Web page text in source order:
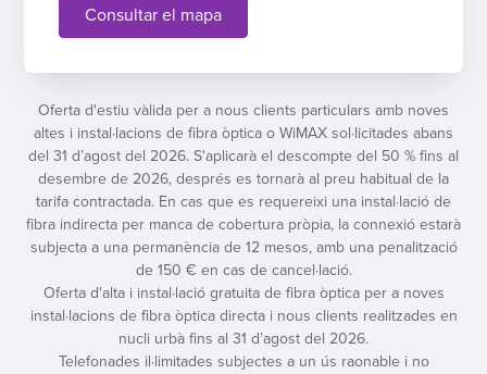
Consultar el mapa
Oferta d'estiu vàlida per a nous clients particulars amb noves
altes i instal·lacions de fibra òptica o WiMAX sol·licitades abans
del 31 d’agost del 2026. S'aplicarà el descompte del 50 % fins al
desembre de 2026, després es tornarà al preu habitual de la
tarifa contractada. En cas que es requereixi una instal·lació de
fibra indirecta per manca de cobertura pròpia, la connexió estarà
subjecta a una permanència de 12 mesos, amb una penalització
de 150 € en cas de cancel·lació.
Oferta d'alta i instal·lació gratuita de fibra òptica per a noves
instal·lacions de fibra òptica directa i nous clients realitzades en
nucli urbà fins al 31 d’agost del 2026.
Telefonades il·limitades subjectes a un ús raonable i no